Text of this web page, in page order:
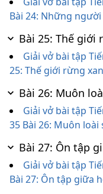
Bài 24: Những
Bài 25: Thế giới
Giải vở bài tập
25: Thế giới rừng
Bài 26: Muôn
Giải vở bài tập
35 Bài 26: Muôn
Bài 27: Ôn tập
Giải vở bài tập
Bài 27: Ôn tập giữa